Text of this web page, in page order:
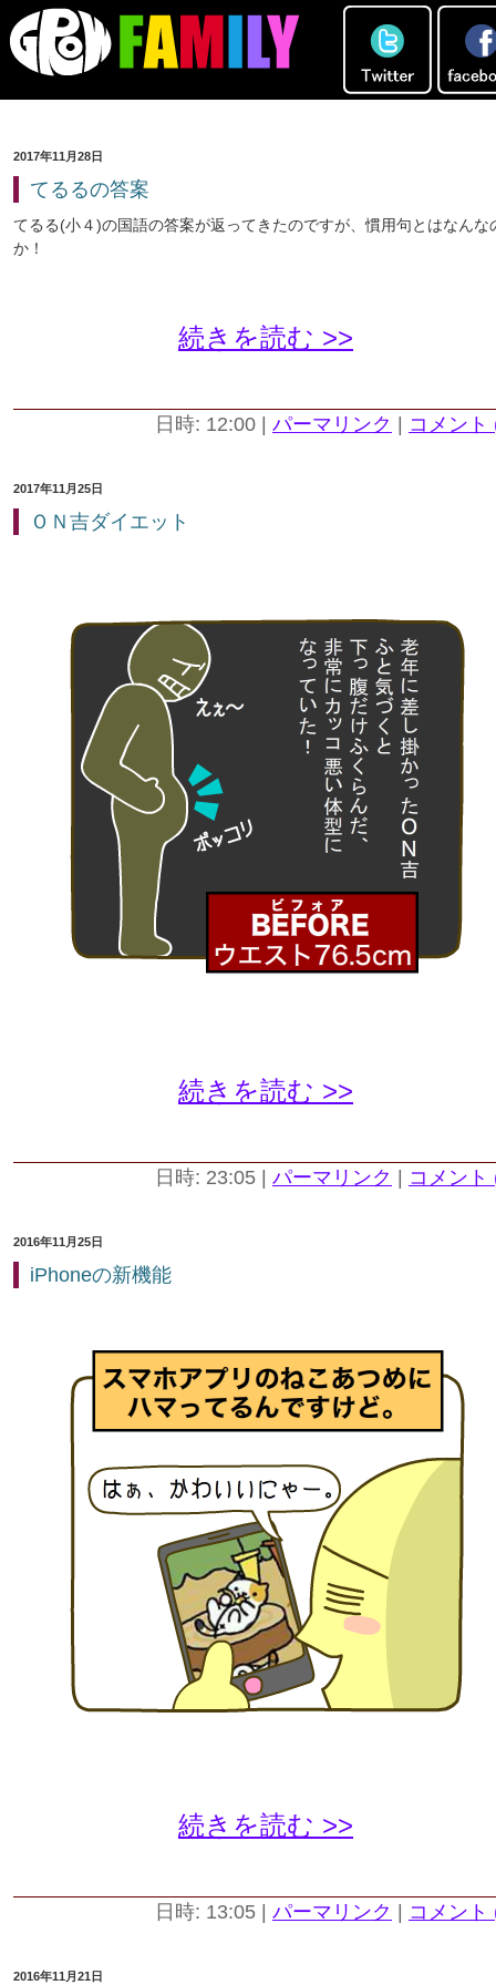
2017年11月28日
てるるの答案
てるる(小４)の国語の答案が返ってきたのですが、慣用句とはなんな
か！
続きを読む >>
日時: 12:00 パーマリンク コメント
2017年11月25日
ＯＮ吉ダイエット
続きを読む >>
日時: 23:05 パーマリンク コメント
2016年11月25日
iPhoneの新機能
続きを読む >>
日時: 13:05 パーマリンク コメント
2016年11月21日